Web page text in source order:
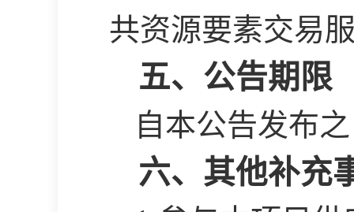
共资源要素交易
五、公告期限
自本公告发布
六、其他补充